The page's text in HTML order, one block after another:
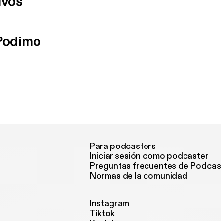
Para podcasters
Iniciar sesión como podcaster
Preguntas frecuentes de
Normas de la comunidad
Instagram
Tiktok